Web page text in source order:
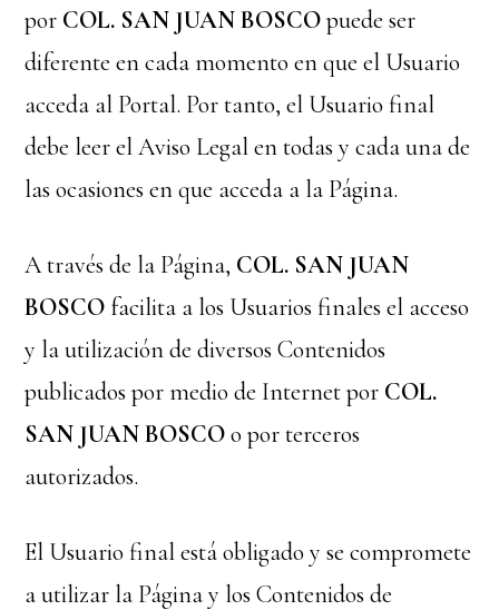
por COL. SAN JUAN BOSCOpuede ser
diferente en cada momento en que el Usuario
acceda al Portal. Por tanto, el Usuario final
debe leer el Aviso Legal en todas y cada una de
las ocasiones en que acceda a la Página.
A través de la Página, COL. SAN JUAN
BOSCO facilita a los Usuarios finales el acceso
y la utilización de diversos Contenidos
publicados por medio de Internet por COL.
SAN JUAN BOSCOo por terceros
autorizados.
El Usuario final está obligado y se compromete
a utilizar la Página y los Contenidos de